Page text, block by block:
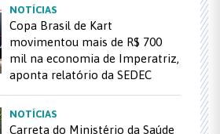
NOTÍCIAS
Copa Brasil de Kart
movimentou mais de R$ 700
mil na economia de Imperatriz,
aponta relatório da SEDEC
NOTÍCIAS
Carreta do Ministério da Saúde